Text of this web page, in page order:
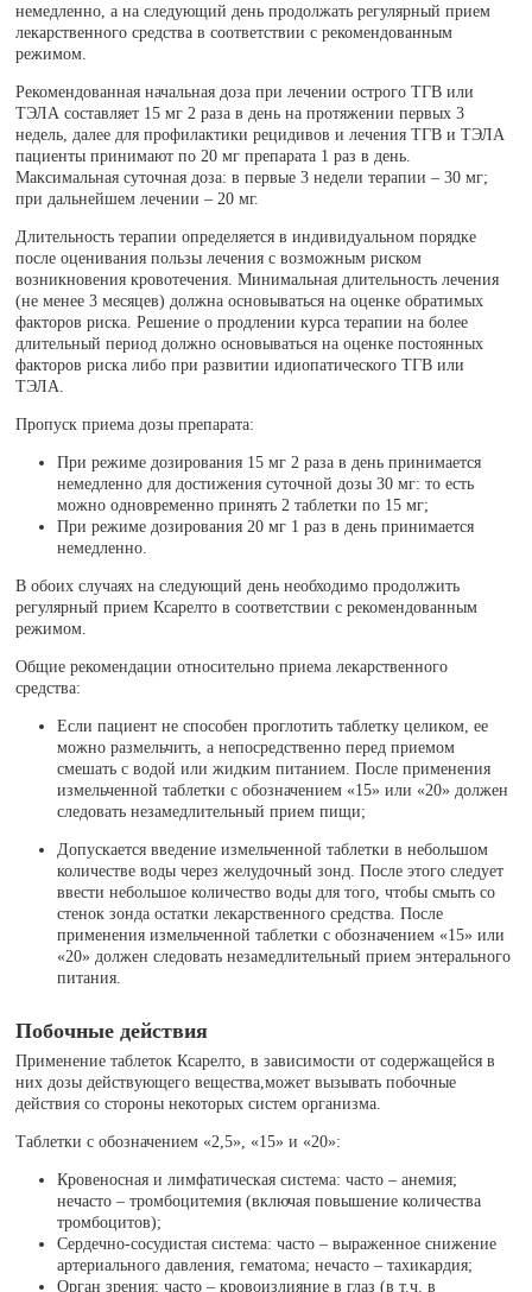
немедленно, а на следующий день продолжать регулярный прием
лекарственного средства в соответствии с рекомендованным
режимом.
Рекомендованная начальная доза при лечении острого ТГВ или
ТЭЛА составляет 15 мг 2 раза в день на протяжении первых 3
недель, далее для профилактики рецидивов и лечения ТГВ и ТЭЛА
пациенты принимают по 20 мг препарата 1 раз в день.
Максимальная суточная доза: в первые 3 недели терапии – 30 мг;
при дальнейшем лечении – 20 мг.
Длительность терапии определяется в индивидуальном порядке
после оценивания пользы лечения с возможным риском
возникновения кровотечения. Минимальная длительность лечения
(не менее 3 месяцев) должна основываться на оценке обратимых
факторов риска. Решение о продлении курса терапии на более
длительный период должно основываться на оценке постоянных
факторов риска либо при развитии идиопатического ТГВ или
ТЭЛА.
Пропуск приема дозы препарата:
При режиме дозирования 15 мг 2 раза в день принимается
немедленно для достижения суточной дозы 30 мг: то есть
можно одновременно принять 2 таблетки по 15 мг;
При режиме дозирования 20 мг 1 раз в день принимается
немедленно.
В обоих случаях на следующий день необходимо продолжить
регулярный прием Ксарелто в соответствии с рекомендованным
режимом.
Общие рекомендации относительно приема лекарственного
средства:
Если пациент не способен проглотить таблетку целиком, ее
можно размельчить, а непосредственно перед приемом
смешать с водой или жидким питанием. После применения
измельченной таблетки с обозначением «15» или «20» должен
следовать незамедлительный прием пищи;
Допускается введение измельченной таблетки в небольшом
количестве воды через желудочный зонд. После этого следует
ввести небольшое количество воды для того, чтобы смыть со
стенок зонда остатки лекарственного средства. После
применения измельченной таблетки с обозначением «15» или
«20» должен следовать незамедлительный прием энтерального
питания.
Побочные действия
Применение таблеток Ксарелто, в зависимости от содержащейся в
них дозы действующего вещества,может вызывать побочные
действия со стороны некоторых систем организма.
Таблетки с обозначением «2,5», «15» и «20»:
Кровеносная и лимфатическая система: часто – анемия;
нечасто – тромбоцитемия (включая повышение количества
тромбоцитов);
Сердечно-сосудистая система: часто – выраженное снижение
артериального давления, гематома; нечасто – тахикардия;
Орган зрения: часто – кровоизлияние в глаз (в т.ч. в